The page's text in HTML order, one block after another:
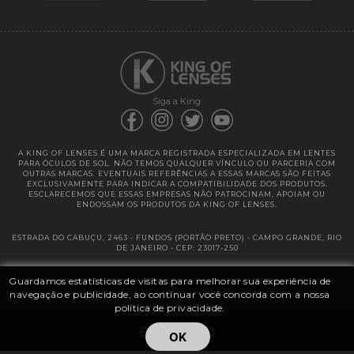
Guardamos estatísticas de visitas para melhorar sua experiência de
navegação e publicidade, ao continuar você concorda com a nossa
política de privacidade.
OK
Siga a King:
A KING OF LENSES É UMA MARCA REGISTRADA ESPECIALIZADA EM LENTES
PARA ÓCULOS DE SOL. NÃO TEMOS QUALQUER VÍNCULO OU PARCERIA COM
OUTRAS MARCAS. EVENTUAIS REFERÊNCIAS A ESSAS MARCAS SÃO FEITAS
EXCLUSIVAMENTE PARA INDICAR A COMPATIBILIDADE DOS PRODUTOS.
ESCLARECEMOS QUE ESSAS EMPRESAS NÃO PATROCINAM, APOIAM OU
ENDOSSAM OS PRODUTOS DA KING OF LENSES.
ESTRADA DO CABUÇU, 2463 - FUNDOS (PORTÃO PRETO) - CAMPO GRANDE, RIO
DE JANEIRO - CEP: 23017-250
@ 2025 | KING OF LENSES - KING OF IMPORTAÇÃO E DISTRIBUIÇÃO DE
LENTES LTDA ME | CNPJ: 13.682.533 / 0001-42